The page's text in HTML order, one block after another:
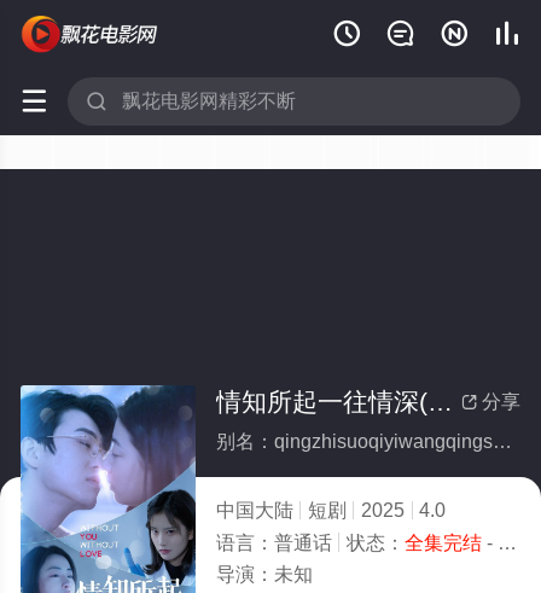
   
 
 分享
情知所起一往情深(全集)
别名：qingzhisuoqiyiwangqingshen
中国大陆 短剧 2025
4.0
语言： 普通话 状态： 全集完结- 免费观看
导演： 未知